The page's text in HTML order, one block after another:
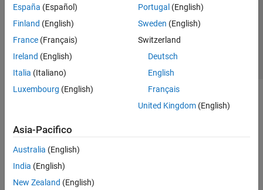
España (Español)
Finland (English)
France (Français)
Ireland (English)
Italia (Italiano)
Luxembourg (English)
Portugal (English)
Sweden (English)
Switzerland
Deutsch
English
Français
United Kingdom(English)
Asia-Pacifico
Australia (English)
India (English)
New Zealand (English)
© 1994-2026 The MathWorks, Inc.